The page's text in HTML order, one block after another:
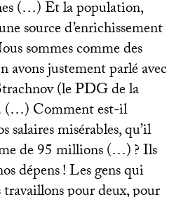
(…) Et la population,
source d’enrichissement
sommes comme des
avons justement parlé avec
(lePDGde la
(…) Comment est-il
salaires misérables, qu’il
de 95 millions (…)? Ils
dépens! Les gens qui